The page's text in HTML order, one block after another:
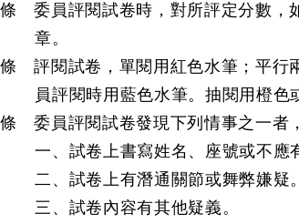
委員評閱試卷時，對所評定分數，
章。
評閱試卷，單閱用紅色水筆；平行
員評閱時用藍色水筆。抽閱用橙色
委員評閱試卷發現下列情事之一者
一、試卷上書寫姓名、座號或不應
二、試卷上有潛通關節或舞弊嫌疑。
三、試卷內容有其他疑義。